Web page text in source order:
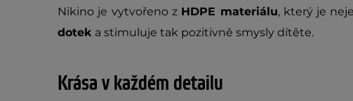
Nikino je vytvořeno z HDPE materiálu, který je
dotek a stimuluje tak pozitivně smysly dítěte.
Krása v každém detailu